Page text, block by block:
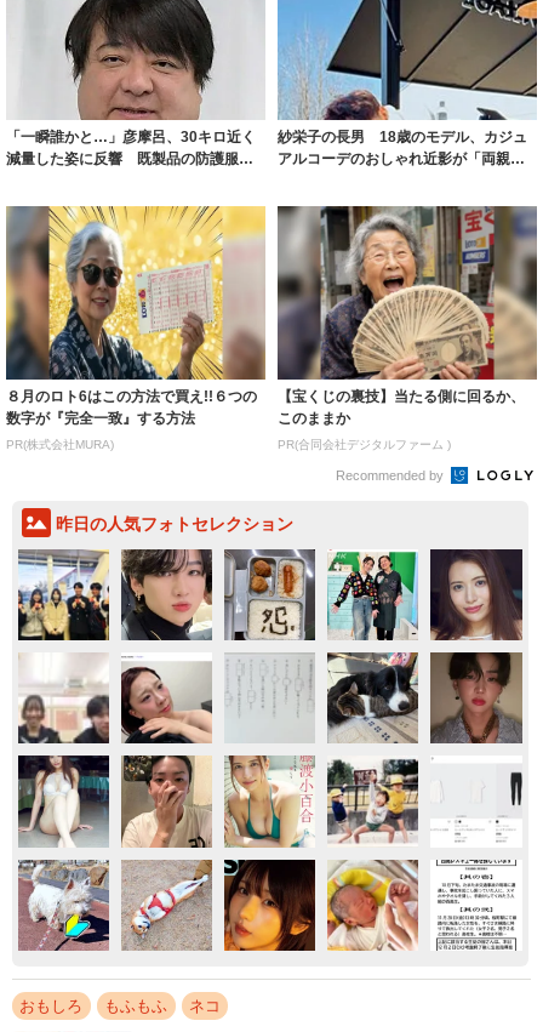
「一瞬誰かと…」彦摩呂、30キロ近く
減量した姿に反響 既製品の防護服が
紗栄子の長男 18歳のモデル、カジュ
アルコーデのおしゃれ近影が「両親の
８月のロト6はこの方法で買え!!６つの
数字が『完全一致』する方法
PR(株式会社MURA)
【宝くじの裏技】当たる側に回るか、
このままか
PR(合同会社デジタルファーム )
Recommended by
昨日の人気フォトセレクション
おもしろ もふもふ ネコ